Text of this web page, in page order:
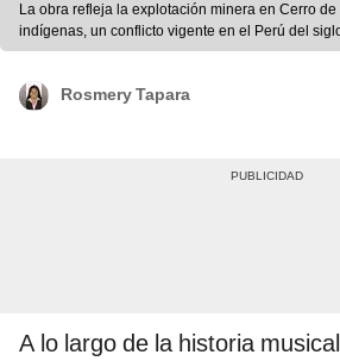
La obra refleja la explotación minera en Cerro
indígenas, un conflicto vigente en el Perú del
LR/difusión
Rosmery Tapara
A lo largo de la historia